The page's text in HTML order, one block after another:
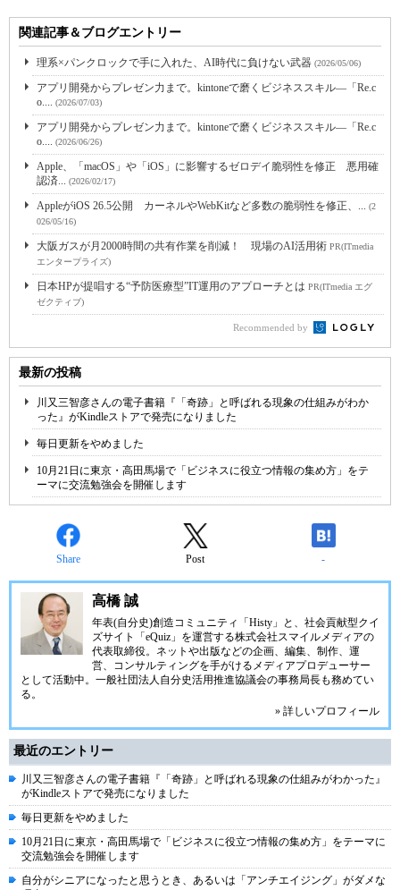
関連記事＆ブログエントリー
理系×パンクロックで手に入れた、AI時代に負けない武器 (2026/05/06)
アプリ開発からプレゼン力まで。kintoneで磨くビジネススキル―「Re.c
o....
(2026/07/03)
アプリ開発からプレゼン力まで。kintoneで磨くビジネススキル―「Re.c
o....
(2026/06/26)
Apple、「macOS」や「iOS」に影響するゼロデイ脆弱性を修正 悪用確
認済...
(2026/02/17)
AppleがiOS 26.5公開 カーネルやWebKitなど多数の脆弱性を修正、...
(2
026/05/16)
大阪ガスが月2000時間の共有作業を削減！ 現場のAI活用術 PR(ITmedia
エンタープライズ)
日本HPが提唱する“予防医療型”IT運用のアプローチとは PR(ITmedia エグ
ゼクティブ)
Recommended by
最新の投稿
川又三智彦さんの電子書籍『「奇跡」と呼ばれる現象の仕組みがわか
った』がKindleストアで発売になりました
毎日更新をやめました
10月21日に東京・高田馬場で「ビジネスに役立つ情報の集め方」をテ
ーマに交流勉強会を開催します
Share Post -
高橋 誠
年表(自分史)創造コミュニティ「 Histy 」と、社会貢献型クイ
ズサイト「 eQuiz 」を運営する株式会社スマイルメディアの
代表取締役。ネットや出版などの企画、編集、制作、運
営、コンサルティングを手がけるメディアプロデューサー
として活動中。 一般社団法人自分史活用推進協議会の事務局長も務めてい
る。
» 詳しいプロフィール
最近のエントリー
川又三智彦さんの電子書籍『「奇跡」と呼ばれる現象の仕組みがわかった』
がKindleストアで発売になりました
毎日更新をやめました
10月21日に東京・高田馬場で「ビジネスに役立つ情報の集め方」をテーマに
交流勉強会を開催します
自分がシニアになったと思うとき、あるいは「アンチエイジング」がダメな